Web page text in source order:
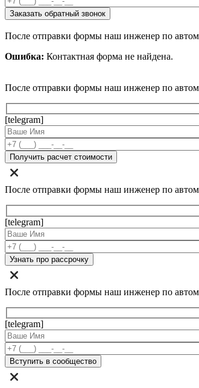
После отправки формы наш инженер по
Ошибка: Контактная форма не найдена.
После отправки формы наш инженер по
[telegram]
После отправки формы наш инженер по
[telegram]
После отправки формы наш инженер по
[telegram]